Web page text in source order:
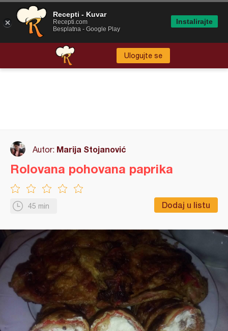
Ulogujte se
Autor: Marija Stojanović
45 min Dodaj u listu
Rolovana pohovana paprika
Recepti - Kuvar
Recepti.com
Besplatna - Google Play
Instalirajte